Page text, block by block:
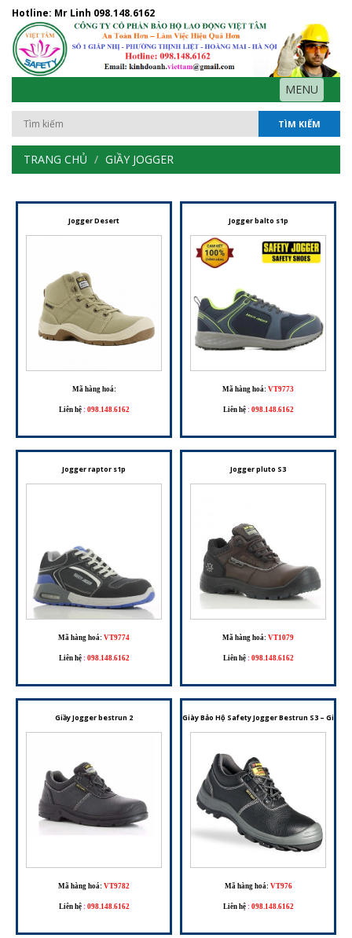
Hotline: Mr Linh 098.148.6162
MENU
TÌM KIẾM
TRANG CHỦ GIẦY JOGGER
Jogger Desert
Mã hàng hoá:
Liên hệ : 098.148.6162
Jogger balto s1p
Mã hàng hoá: VT9773
Liên hệ : 098.148.6162
Jogger raptor s1p
Mã hàng hoá: VT9774
Liên hệ : 098.148.6162
Jogger pluto S3
Mã hàng hoá: VT1079
Liên hệ : 098.148.6162
Giầy Jogger bestrun 2
Mã hàng hoá: VT9782
Liên hệ : 098.148.6162
Giày Bảo Hộ Safety Jogger Bestrun S3 – Giày
Mã hàng hoá: VT976
Liên hệ : 098.148.6162